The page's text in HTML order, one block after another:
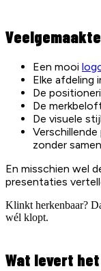
Een mooi
Elke afdeling
De
De
De visuele
zonder
En misschien wel
presentaties
Klinkt herkenbaar?
wél klopt.
Wat levert